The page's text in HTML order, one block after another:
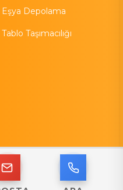
Eşya Depolama
Tablo Taşımacılığı